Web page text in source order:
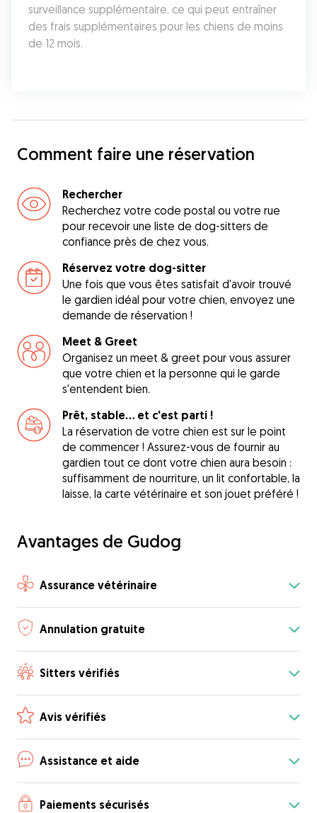
surveillance supplémentaire, ce qui peut entraîner
des frais supplémentaires pour les chiens de moins
de 12 mois.
Comment faire une réservation
Rechercher
Recherchez votre code postal ou votre rue
pour recevoir une liste de dog-sitters de
confiance près de chez vous.
Réservez votre dog-sitter
Une fois que vous êtes satisfait d'avoir trouvé
le gardien idéal pour votre chien, envoyez une
demande de réservation !
Meet & Greet
Organisez un meet & greet pour vous assurer
que votre chien et la personne qui le garde
s'entendent bien.
Prêt, stable... et c'est parti !
La réservation de votre chien est sur le point
de commencer ! Assurez-vous de fournir au
gardien tout ce dont votre chien aura besoin :
suffisamment de nourriture, un lit confortable, la
laisse, la carte vétérinaire et son jouet préféré !
Avantages de Gudog
Assurance vétérinaire
Annulation gratuite
Sitters vérifiés
Avis vérifiés
Assistance et aide
Paiements sécurisés